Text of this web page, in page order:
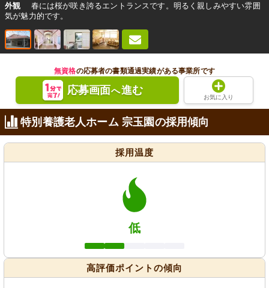
外観
春には桜が咲き誇るエントランスです。明るく親しみやすい雰囲
気が魅力的です。
無資格の応募者の書類通過実績がある事業所です
応募画面へ進む
お気に入り
特別養護老人ホーム 宗玉園の採用傾向
採用温度
低
高評価ポイントの傾向